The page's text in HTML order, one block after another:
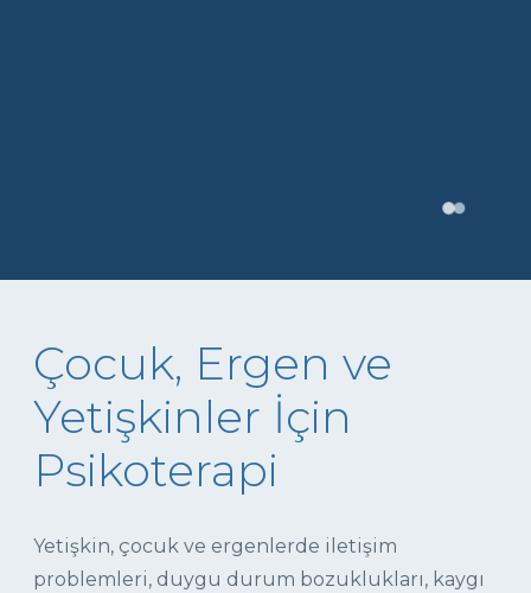
Çocuk, Ergen ve
Yetişkinler İçin
Psikoterapi
Yetişkin, çocuk ve ergenlerde iletişim
problemleri, duygu durum bozuklukları, kaygı